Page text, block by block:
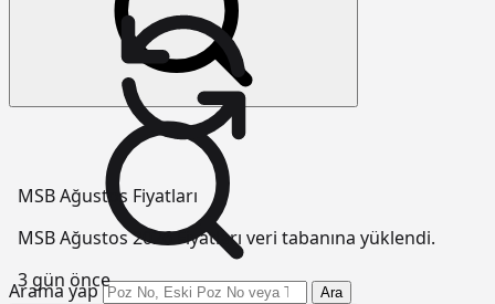
Arama yap Ara
MSB Ağustos Fiyatları
MSB Ağustos 2026 Fiyatları veri tabanına yüklendi.
3 gün önce